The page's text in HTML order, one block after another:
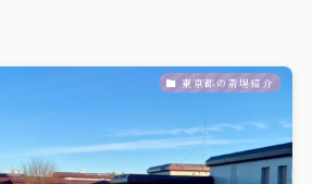
東京都の斎場紹介